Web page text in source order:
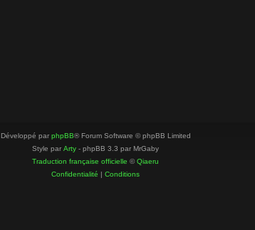
Développé par phpBB® Forum Software © phpBB Limited
Style par Arty - phpBB 3.3 par MrGaby
Traduction française officielle ©Qiaeru
Confidentialité | Conditions